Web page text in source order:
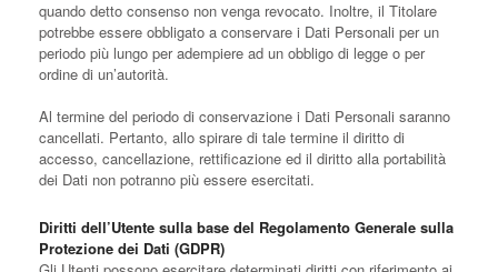
quando detto consenso non venga revocato. Inoltre, il Titolare
potrebbe essere obbligato a conservare i Dati Personali per un
periodo più lungo per adempiere ad un obbligo di legge o per
ordine di un’autorità.
Al termine del periodo di conservazione i Dati Personali saranno
cancellati. Pertanto, allo spirare di tale termine il diritto di
accesso, cancellazione, rettificazione ed il diritto alla portabilità
dei Dati non potranno più essere esercitati.
Diritti dell’Utente sulla base del Regolamento Generale sulla
Protezione dei Dati (GDPR)